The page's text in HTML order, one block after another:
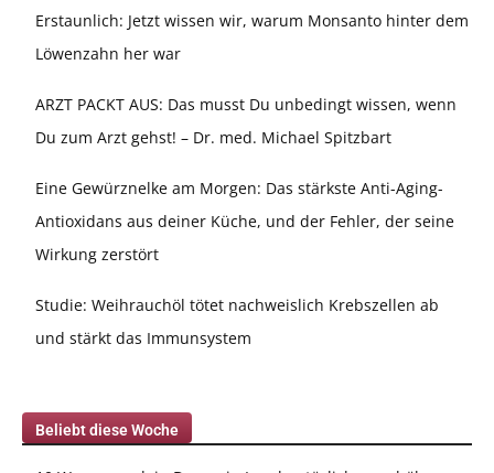
Erstaunlich: Jetzt wissen wir, warum Monsanto hinter dem
Löwenzahn her war
ARZT PACKT AUS: Das musst Du unbedingt wissen, wenn
Du zum Arzt gehst! – Dr. med. Michael Spitzbart
Eine Gewürznelke am Morgen: Das stärkste Anti-Aging-
Antioxidans aus deiner Küche, und der Fehler, der seine
Wirkung zerstört
Studie: Weihrauchöl tötet nachweislich Krebszellen ab
und stärkt das Immunsystem
Beliebt diese Woche